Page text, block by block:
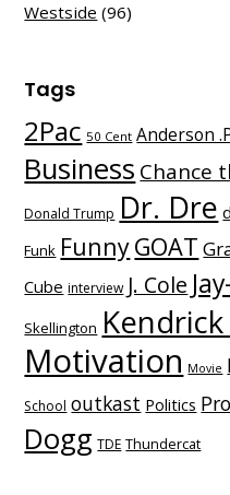
Westside (96)
Tags
2Pac 50 Cent Anderson
Business Chance
Donald Trump Dr. Dre
Funk FunnyGOAT
Cube interview J. Cole
Skellington
Motivation Movie
School outkast Politics
Dogg TDE Thundercat